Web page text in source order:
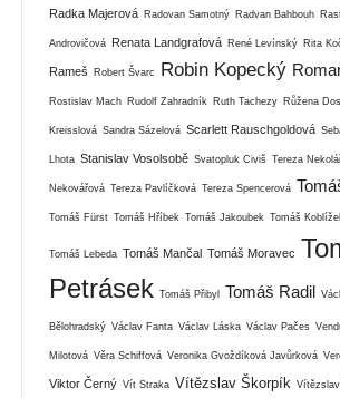
Radka Majerová Radovan Samotný Radvan Bahbouh
Androvičová Renata Landgrafová René Levínský Rita
Rameš Robert Švarc Robin Kopecký
Rostislav Mach Rudolf Zahradník Ruth Tachezy Růžena
Kreisslová Sandra Sázelová Scarlett Rauschgoldová
Lhota Stanislav Vosolsobě Svatopluk Civiš Tereza
Nekovářová Tereza Pavlíčková Tereza Spencerová
Tomáš Fürst Tomáš Hříbek Tomáš Jakoubek Tomáš
Tomáš Lebeda Tomáš Mančal Tomáš Moravec
Petrásek Tomáš Přibyl Tomáš Radil
Bělohradský Václav Fanta Václav Láska Václav Pačes
Milotová Věra Schiffová Veronika Gvoždíková Javůrková
Viktor Černý Vít Straka Vítězslav Škorpík